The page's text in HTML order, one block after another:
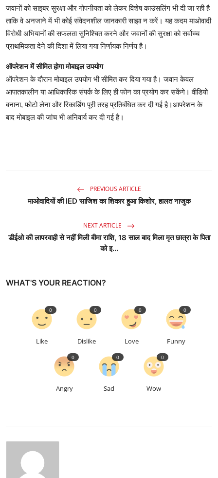
जवानों को साइबर सुरक्षा और गोपनीयता को लेकर विशेष काउंसलिंग भी दी जा रही है
ताकि वे अनजाने में भी कोई संवेदनशील जानकारी साझा न करें। यह कदम माओवादी
विरोधी अभियानों की सफलता सुनिश्चित करने और जवानों की सुरक्षा को सर्वोच्च
प्राथमिकता देने की दिशा में लिया गया निर्णायक निर्णय है।
ऑपरेशन में सीमित होगा मोबाइल उपयोग
ऑपरेशन के दौरान मोबाइल उपयोग भी सीमित कर दिया गया है। जवान केवल
आपातकालीन या आधिकारिक संपर्क के लिए ही फोन का प्रयोग कर सकेंगे। वीडियो
बनाना, फोटो लेना और रिकार्डिंग पूरी तरह प्रतिबंधित कर दी गई है।आपरेशन के
बाद मोबाइल की जांच भी अनिवार्य कर दी गई है।
PREVIOUS ARTICLE
माओवादियों की IED साजिश का शिकार हुआ किशोर, हालत नाजुक
NEXT ARTICLE
डीईओ की लापरवाही से नहीं मिली बीमा राशि, 18 साल बाद मिला मृत छात्रा के पिता
को इ...
WHAT'S YOUR REACTION?
Like
0
Dislike
0
Love
0
Funny
0
Angry
0
Sad
0
Wow
0